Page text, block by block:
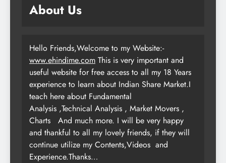
About Us
Hello Friends,Welcome to my Website:-
www.ehindime.com This is very important and
useful website for free access to all my 18 Years
experience to learn about Indian Share Market.I
teach here about Fundamental
Analysis ,Technical Analysis , Market Movers ,
Charts
And much more. I will be very happy
and thankful to all my lovely friends, if they will
continue utilize my Contents,Videos and
Experience.Thanks…